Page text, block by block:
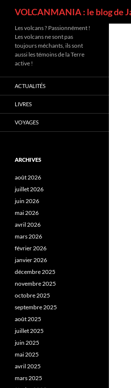
VOLCANMANIA : le blog de
Les volcans ? Passionnément !
Les volcans ne sont pas
toujours méchants, ils sont
aussi les témoins de la Terre
active !
ACTUALITÉS
LIVRES
VOYAGES
ARCHIVES
août 2026
juillet 2026
juin 2026
mai 2026
avril 2026
mars 2026
février 2026
janvier 2026
décembre 2025
novembre 2025
octobre 2025
septembre 2025
août 2025
juillet 2025
juin 2025
mai 2025
avril 2025
mars 2025